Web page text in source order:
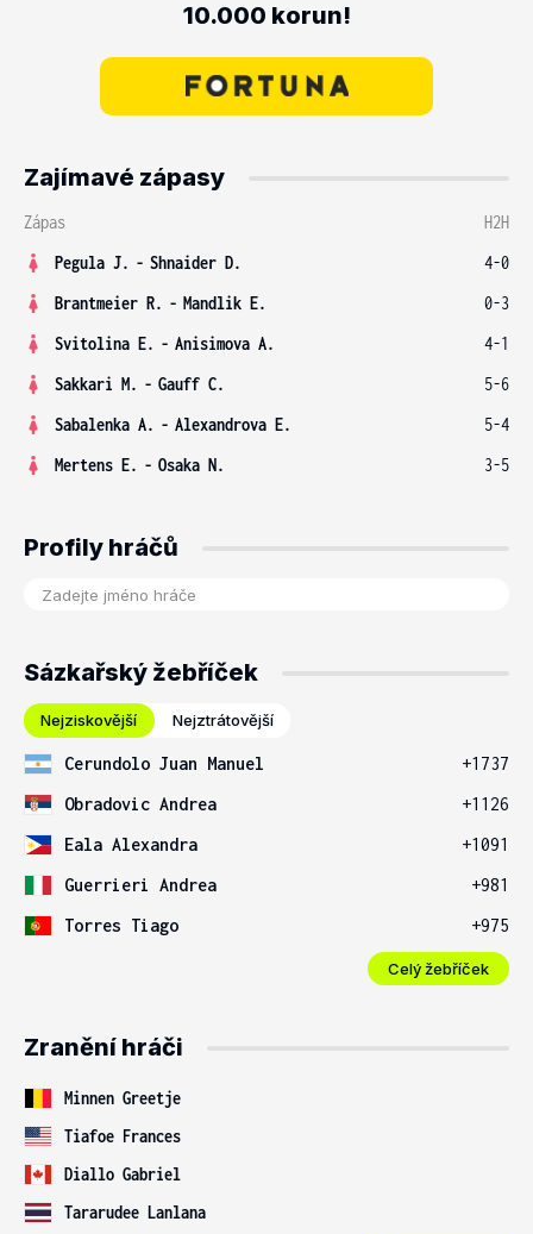
10.000 korun!
Zajímavé zápasy
Zápas
H2H
Pegula J. - Shnaider D.
4-0
Brantmeier R. - Mandlik E.
0-3
Svitolina E. - Anisimova A.
4-1
Sakkari M. - Gauff C.
5-6
Sabalenka A. - Alexandrova E.
5-4
Mertens E. - Osaka N. 3-5
Profily hráčů
Sázkařský žebříček
Nejziskovější Nejztrátovější
Cerundolo Juan Manuel
+1737
Obradovic Andrea
+1126
Eala Alexandra
+1091
Guerrieri Andrea
+981
Torres Tiago
+975
Celý žebříček
Zranění hráči
Minnen Greetje
Tiafoe Frances
Diallo Gabriel
Tararudee Lanlana